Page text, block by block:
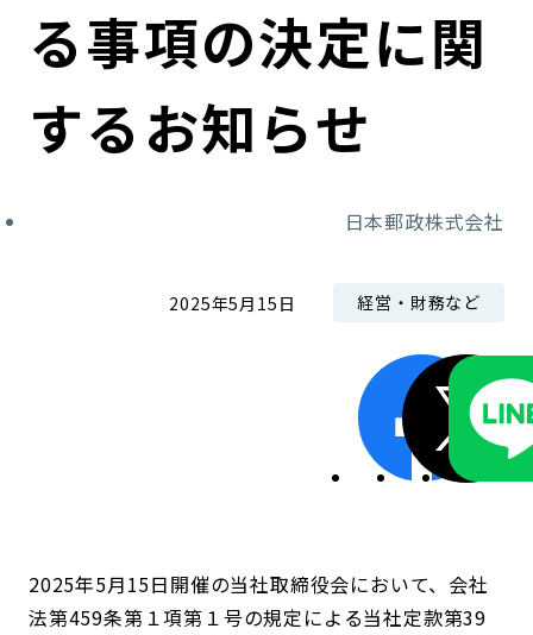
ガバナンス
株式情報
サステナビリティマネジメント
る事項の決定に関
するお知らせ
日本郵政株式会社
2025年5月15日 経営・財務など
2025年5月15日開催の当社取締役会において、会社
法第459条第１項第１号の規定による当社定款第39